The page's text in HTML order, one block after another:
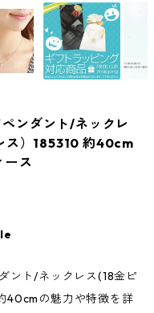
ンダント/ネックレ
ス）185310 約40cm
ース
ント/ネックレス(18金ピ
40cmの魅力や特徴を詳